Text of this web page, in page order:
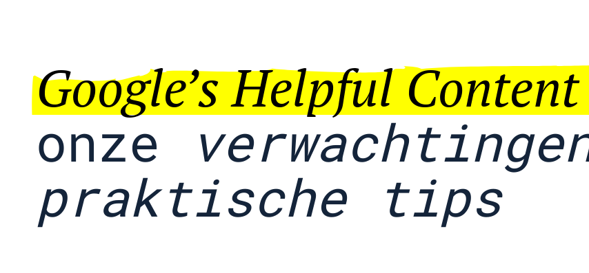
Google’s Helpful
onze
praktische tips